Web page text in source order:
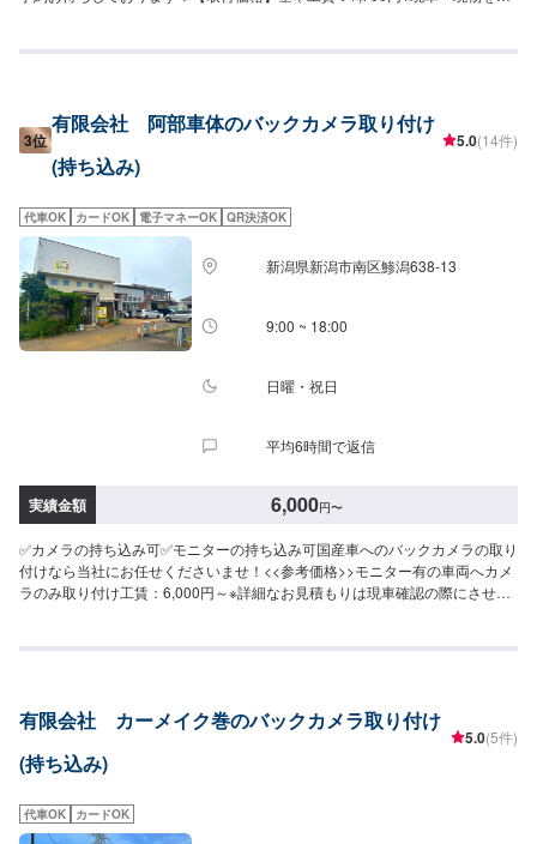
3位
有限会社 阿部車体のバックカメラ取り付け
(持ち込み)
5.0(14件)
代車OK カードOK 電子マネーOK QR決済OK
新潟県新潟市南区鯵潟638-13
9:00 ~ 18:00
日曜・祝日
平均6時間で返信
実績金額 6,000円〜
✅カメラの持ち込み可✅モニターの持ち込み可国産車へのバックカメラの取り
付けなら当社にお任せくださいませ！<<参考価格>>モニター有の車両へカメ
ラのみ取り付け工賃：6,000円～※詳細なお見積もりは現車確認の際にさせて
ュ
有限会社 カーメイク巻のバックカメラ取り付け
(持ち込み)
5.0(5件)
代車OK カードOK